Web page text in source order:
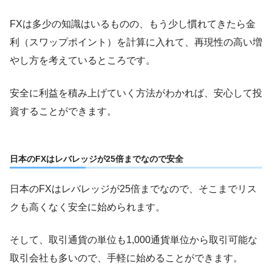
FXは多少の知識はいるものの、もう少し慣れてきたら金
利（スワップポイント）を計算に入れて、再現性の高い増
やし方を考えているところです。
安全に利益を積み上げていく方法がわかれば、安心して投
資することができます。
日本のFXはレバレッジが25倍までなので安全
日本のFXはレバレッジが25倍までなので、そこまでリス
クも高くなく安全に始められます。
そして、取引通貨の単位も1,000通貨単位から取引可能な
取引会社も多いので、手軽に始めることができます。